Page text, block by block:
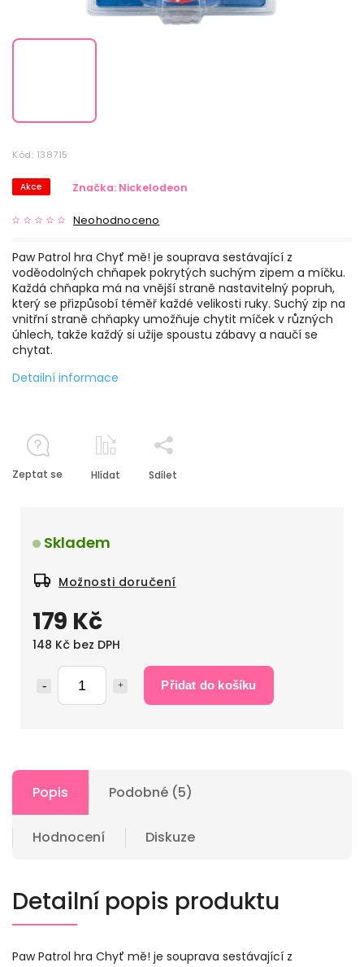
Kód: 138715
Akce
Neohodnoceno
Značka: Nickelodeon
179 Kč
148 Kč bez DPH
Přidat do košíku
Skladem
Možnosti doručení
Paw Patrol hra Chyť mě! je souprava sestávající z
voděodolných chňapek pokrytých suchým zipem a míčku.
Každá chňapka má na vnější straně nastavitelný popruh,
který se přizpůsobí téměř každé velikosti ruky. Suchý zip na
vnitřní straně chňapky umožňuje chytit míček v různých
úhlech, takže každý si užije spoustu zábavy a naučí se
chytat.
Detailní informace
Zeptat se Hlídat Sdílet
Popis Podobné (5)
Hodnocení Diskuze
Detailní popis produktu
Paw Patrol hra Chyť mě! je souprava sestávající z